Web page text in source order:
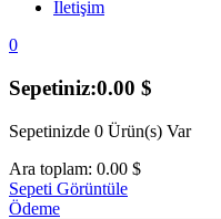
İletişim
0
Sepetiniz:0.00 $
Sepetinizde 0 Ürün(s) Var
Ara toplam: 0.00 $
Sepeti Görüntüle
Ödeme